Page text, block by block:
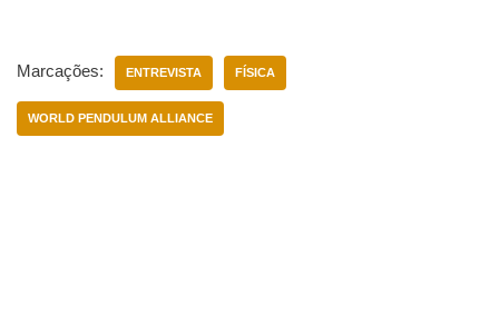
Marcações: ENTREVISTA FÍSICA
WORLD PENDULUM ALLIANCE